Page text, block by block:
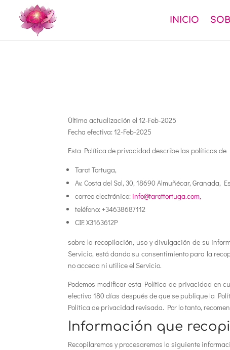
INICIO
Última actualización el 12-Feb-2025
Fecha efectiva: 12-Feb-2025
Esta Política de privacidad describe las políticas de
Tarot Tortuga,
Av. Costa del Sol, 30, 18690 Almuñécar, Granada,
correo electrónico: info@tarottortuga.com,
teléfono: +34638687112
CIF: X3163612P
sobre la recopilación, uso y divulgación de su
Servicio, está dando su consentimiento para la
no acceda ni utilice el Servicio.
Podemos modificar esta Política de privacidad en
efectiva 180 días después de que se publique la
Política de privacidad revisada. Por lo tanto,
Información que
Recopilaremos y procesaremos la siguiente